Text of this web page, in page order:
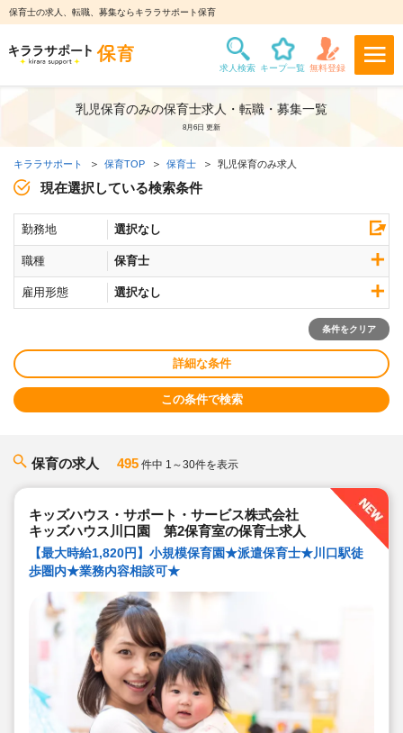
保育士の求人、転職、募集ならキララサポート保育
乳児保育のみの保育士求人・転職・募集一覧
8月6日 更新
キララサポート 保育TOP 保育士 乳児保育のみ求人
現在選択している検索条件
勤務地 選択なし
職種 保育士
雇用形態 選択なし
条件をクリア
詳細な条件
この条件で検索
保育の求人 495 件中 1～30件を表示
キッズハウス・サポート・サービス株式会社
キッズハウス川口園 第2保育室の保育士求人
【最大時給1,820円】小規模保育園★派遣保育士★川口駅徒
歩圏内★業務内容相談可★